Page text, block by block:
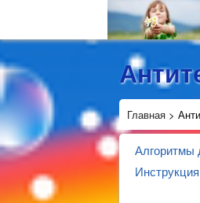
Главная >
Алгоритмы